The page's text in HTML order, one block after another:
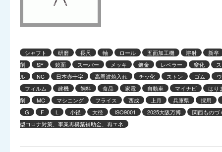
シャフト 研磨 長尺 軸 ロール 五面加工機 溶射
新卒
削
SF 鏡面 スーパー メッキ 鍍金 レベラー 窒化
ル
NC 日本赤十字 高周波焼入れ チッ化 ストン ゴム
フィルム
建機 飼料 食品 家電 自動車 マイナビ
はり
削
MC マシニング フライス 西成 上月 兵庫県
採用
G
F L 小径 大径 ISO9001 2025大阪万博
関西ものづ
型コロナ対策、事業再構築補助金、再エネ